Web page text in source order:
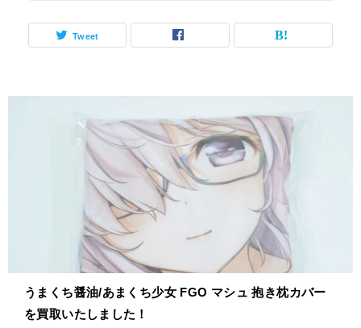
Tweet
うまくち醤油/あまくち少女 FGO マシュ 抱き枕カバー
を買取いたしました！